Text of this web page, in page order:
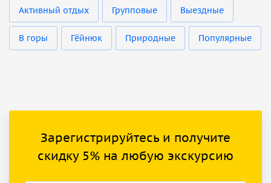
Активный отдых Групповые Выездные
В горы Гёйнюк Природные Популярные
Зарегистрируйтесь и получите
скидку 5% на любую экскурсию